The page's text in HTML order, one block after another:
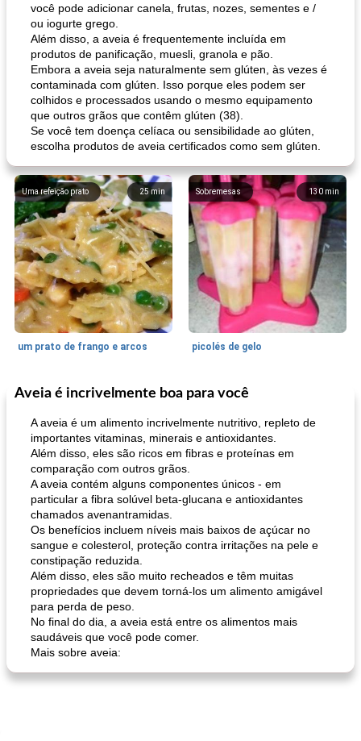
você pode adicionar canela, frutas, nozes, sementes e /
ou iogurte grego.
Além disso, a aveia é frequentemente incluída em
produtos de panificação, muesli, granola e pão.
Embora a aveia seja naturalmente sem glúten, às vezes é
contaminada com glúten. Isso porque eles podem ser
colhidos e processados ​​usando o mesmo equipamento
que outros grãos que contêm glúten (38).
Se você tem doença celíaca ou sensibilidade ao glúten,
escolha produtos de aveia certificados como sem glúten.
25min
Uma refeição prato
um prato de frango e arcos
130 min
Sobremesas
picolés de gelo
105min
Marcas de Confiança: Receitas e
pimentas recheadas de estilo italiano
Feriados e Eventos
mandelbread
Aveia é incrivelmente boa para você
A aveia é um alimento incrivelmente nutritivo, repleto de
importantes vitaminas, minerais e antioxidantes.
Além disso, eles são ricos em fibras e proteínas em
comparação com outros grãos.
A aveia contém alguns componentes únicos - em
particular a fibra solúvel beta-glucana e antioxidantes
chamados avenantramidas.
Os benefícios incluem níveis mais baixos de açúcar no
sangue e colesterol, proteção contra irritações na pele e
constipação reduzida.
Além disso, eles são muito recheados e têm muitas
propriedades que devem torná-los um alimento amigável
para perda de peso.
No final do dia, a aveia está entre os alimentos mais
saudáveis ​​que você pode comer.
Mais sobre aveia: